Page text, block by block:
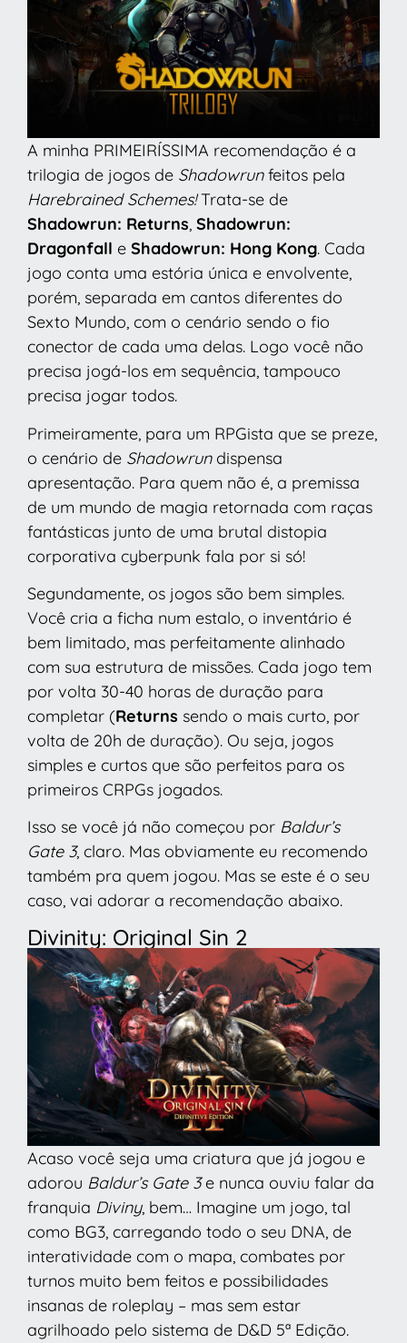
A minha PRIMEIRÍSSIMA recomendação é a
trilogia de jogos de Shadowrunfeitos pela
Harebrained Schemes!Trata-se de
Shadowrun: Returns, Shadowrun:
Dragonfall e Shadowrun: Hong Kong. Cada
jogo conta uma estória única e envolvente,
porém, separada em cantos diferentes do
Sexto Mundo, com o cenário sendo o fio
conector de cada uma delas. Logo você não
precisa jogá-los em sequência, tampouco
precisa jogar todos.
Primeiramente, para um RPGista que se preze,
o cenário de Shadowrundispensa
apresentação. Para quem não é, a premissa
de um mundo de magia retornada com raças
fantásticas junto de uma brutal distopia
corporativa cyberpunk fala por si só!
Segundamente, os jogos são bem simples.
Você cria a ficha num estalo, o inventário é
bem limitado, mas perfeitamente alinhado
com sua estrutura de missões. Cada jogo tem
por volta 30-40 horas de duração para
completar (Returns sendo o mais curto, por
volta de 20h de duração). Ou seja, jogos
simples e curtos que são perfeitos para os
primeiros CRPGs jogados.
Isso se você já não começou por Baldur’s
Gate 3, claro. Mas obviamente eu recomendo
também pra quem jogou. Mas se este é o seu
caso, vai adorar a recomendação abaixo.
Divinity: Original Sin 2
Acaso você seja uma criatura que já jogou e
adorou Baldur’s Gate 3e nunca ouviu falar da
franquia Diviny, bem… Imagine um jogo, tal
como BG3, carregando todo o seu DNA, de
interatividade com o mapa, combates por
turnos muito bem feitos e possibilidades
insanas de roleplay – mas sem estar
agrilhoado pelo sistema de D&D 5ª Edição.